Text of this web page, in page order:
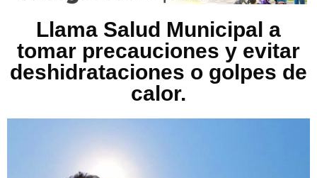
Llama Salud Municipal a
tomar precauciones y evitar
deshidrataciones o golpes de
calor.